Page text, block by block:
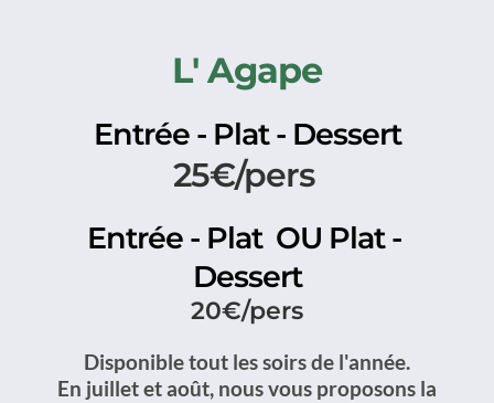
L' Agape
Entrée - Plat - Dessert
25€/pers
Entrée - Plat  OU Plat -
Dessert
20€/pers
Disponible tout les soirs de l'année.